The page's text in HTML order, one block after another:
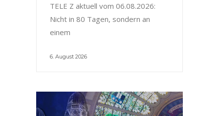
TELE Z aktuell vom 06.08.2026:
Nicht in 80 Tagen, sondern an
einem
6. August 2026